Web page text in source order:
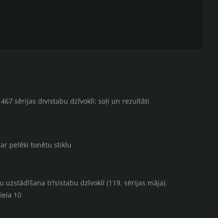
sērijas divistabu dzīvoklī: soļi un rezultāti
pelēki tonētu stiklu
uzstādīšana trīsistabu dzīvoklī (119. sērijas māja)
10